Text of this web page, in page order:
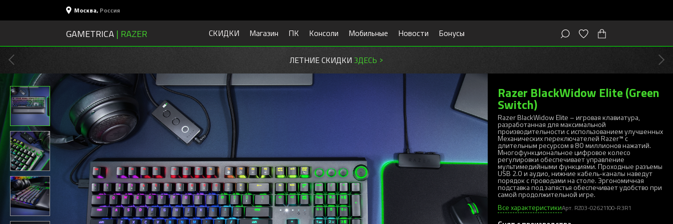
Москва, Россия
GAMETRICA | RAZER СКИДКИ Магазин ПК Консоли Мобильные Новости Бонусы
ЛЕТНИЕ СКИДКИ ЗДЕСЬ >
Razer BlackWidow Elite (Green
Switch)
Razer BlackWidow Elite – игровая клавиатура,
разработанная для максимальной
производительности с использованием улучшенных
Механических переключателей Razer™ с
длительным ресурсом в 80 миллионов нажатий.
Многофункциональное цифровое колесо
регулировки обеспечивает управление
мультимедийными функциями. Проходные разъемы
USB 2.0 и аудио, нижние кабель-каналы наведут
порядок с проводами на столе. Эргономичная
подставка под запястья обеспечивает удобство при
самой продолжительной игре.
Все характеристикиАрт. RZ03-02621100-R3R1